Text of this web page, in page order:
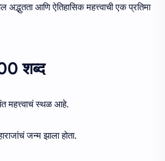
अद्भुतता आणि ऐतिहासिक महत्त्वाची एक प्रतिमा
शब्द
महत्त्वाचं स्थळ आहे.
जन्म झाला होता.